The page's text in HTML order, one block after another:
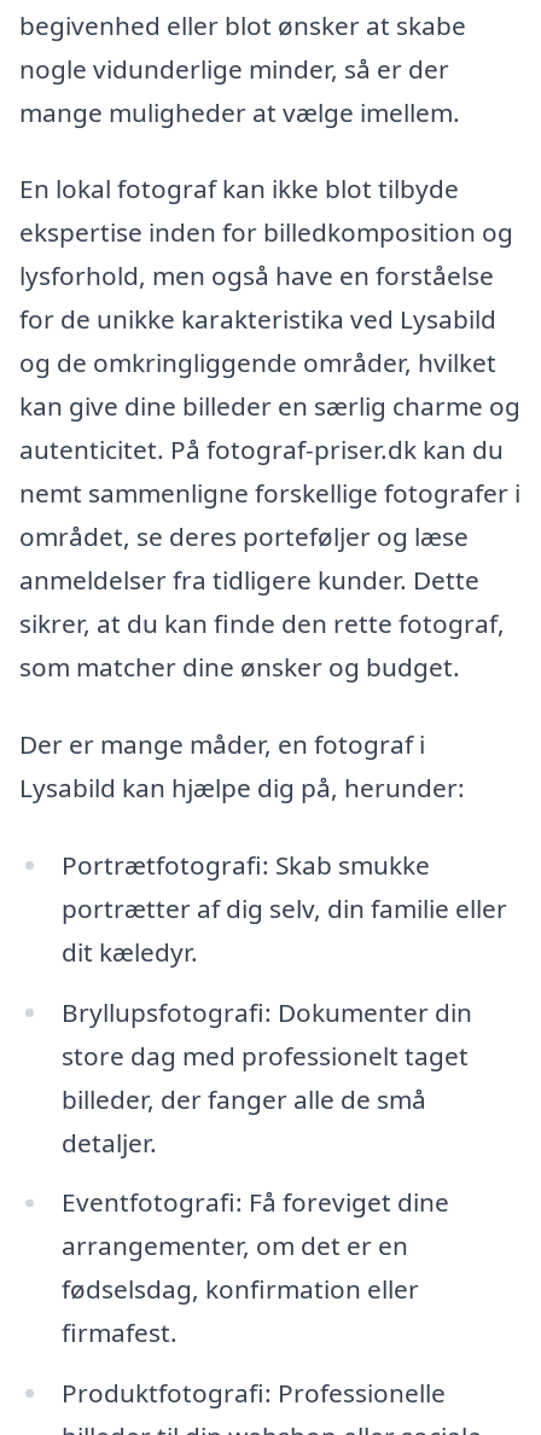
begivenhed eller blot ønsker at skabe
nogle vidunderlige minder, så er der
mange muligheder at vælge imellem.
En lokal fotograf kan ikke blot tilbyde
ekspertise inden for billedkomposition og
lysforhold, men også have en forståelse
for de unikke karakteristika ved Lysabild
og de omkringliggende områder, hvilket
kan give dine billeder en særlig charme og
autenticitet. På fotograf-priser.dk kan du
nemt sammenligne forskellige fotografer i
området, se deres porteføljer og læse
anmeldelser fra tidligere kunder. Dette
sikrer, at du kan finde den rette fotograf,
som matcher dine ønsker og budget.
Der er mange måder, en fotograf i
Lysabild kan hjælpe dig på, herunder:
Portrætfotografi: Skab smukke
portrætter af dig selv, din familie eller
dit kæledyr.
Bryllupsfotografi: Dokumenter din
store dag med professionelt taget
billeder, der fanger alle de små
detaljer.
Eventfotografi: Få foreviget dine
arrangementer, om det er en
fødselsdag, konfirmation eller
firmafest.
Produktfotografi: Professionelle